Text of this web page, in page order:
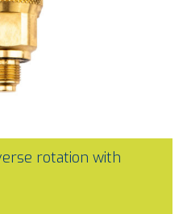
rotation with